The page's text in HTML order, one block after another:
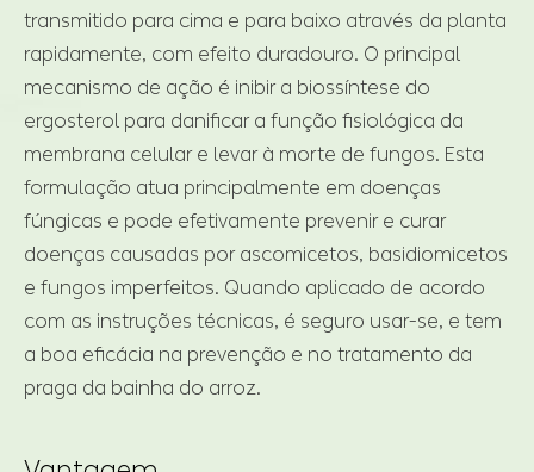
transmitido para cima e para baixo através da planta
rapidamente, com efeito duradouro. O principal
mecanismo de ação é inibir a biossíntese do
ergosterol para danificar a função fisiológica da
membrana celular e levar à morte de fungos. Esta
formulação atua principalmente em doenças
fúngicas e pode efetivamente prevenir e curar
doenças causadas por ascomicetos, basidiomicetos
e fungos imperfeitos. Quando aplicado de acordo
com as instruções técnicas, é seguro usar-se, e tem
a boa eficácia na prevenção e no tratamento da
praga da bainha do arroz.